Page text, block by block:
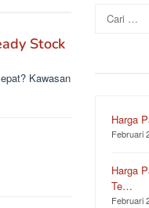
Stock
Kawasan
Cari
untuk:
Harga
Februari
Harga
Te…
Februari